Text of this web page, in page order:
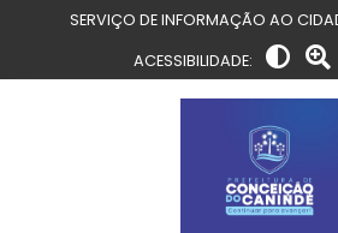
SERVIÇO DE INFORMAÇÃO AO
ACESSIBILIDADE: